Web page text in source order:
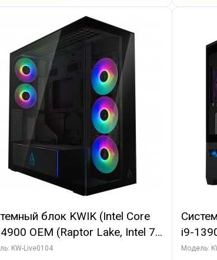
блок KWIK (Intel Core
OEM (Raptor Lake, Intel 7,
16EC/8PC// 64 ГБ ОЗУ (2
KW-Live0104
i9-
7, C24
Модель: